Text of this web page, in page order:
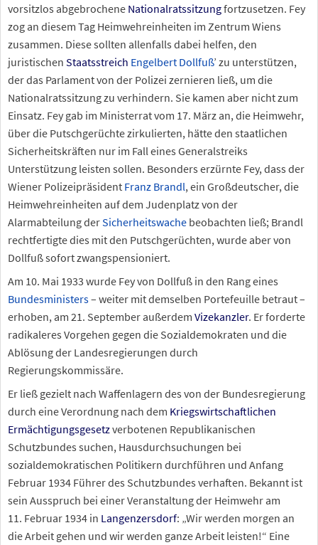
vorsitzlos abgebrochene Nationalratssitzungfortzusetzen. Fey
zog an diesem Tag Heimwehreinheiten im Zentrum Wiens
zusammen. Diese sollten allenfalls dabei helfen, den
juristischen Staatsstreich Engelbert Dollfuß’ zu unterstützen,
der das Parlament von der Polizei zernieren ließ, um die
Nationalratssitzung zu verhindern. Sie kamen aber nicht zum
Einsatz. Fey gab im Ministerrat vom 17. März an, die Heimwehr,
über die Putschgerüchte zirkulierten, hätte den staatlichen
Sicherheitskräften nur im Fall eines Generalstreiks
Unterstützung leisten sollen. Besonders erzürnte Fey, dass der
Wiener Polizeipräsident Franz Brandl, ein Großdeutscher, die
Heimwehreinheiten auf dem Judenplatz von der
Alarmabteilung derSicherheitswache beobachten ließ; Brandl
rechtfertigte dies mit den Putschgerüchten, wurde aber von
Dollfuß sofort zwangspensioniert.
Am 10. Mai 1933 wurde Fey von Dollfuß in den Rang eines
Bundesministers– weiter mit demselben Portefeuille betraut –
erhoben, am 21. September außerdem Vizekanzler. Er forderte
radikaleres Vorgehen gegen die Sozialdemokraten und die
Ablösung der Landesregierungen durch
Regierungskommissäre.
Er ließ gezielt nach Waffenlagern des von der Bundesregierung
durch eine Verordnung nach dem Kriegswirtschaftlichen
Ermächtigungsgesetzverbotenen Republikanischen
Schutzbundes suchen, Hausdurchsuchungen bei
sozialdemokratischen Politikern durchführen und Anfang
Februar 1934 Führer des Schutzbundes verhaften. Bekannt ist
sein Ausspruch bei einer Veranstaltung der Heimwehr am
11. Februar 1934 in Langenzersdorf: „Wir werden morgen an
die Arbeit gehen und wir werden ganze Arbeit leisten!“ Eine